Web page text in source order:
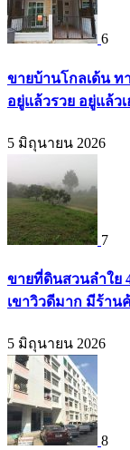
6
ขายบ้านโกลเด้น
อยู่แล้วรวย อยู่แล้วเ
5 มิถุนายน 2026
7
ขายที่ดินสวนลำใย
เขาวิวดีมาก มีร้าน
5 มิถุนายน 2026
8